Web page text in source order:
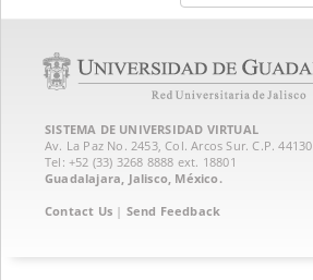
SISTEMA DE UNIVERSIDAD VIRTUAL
Av. La Paz No. 2453, Col. Arcos Sur. C.P. 44130
Tel: +52 (33) 3268 8888‏ ext. 18801
Guadalajara, Jalisco, México.
Contact Us | Send Feedback